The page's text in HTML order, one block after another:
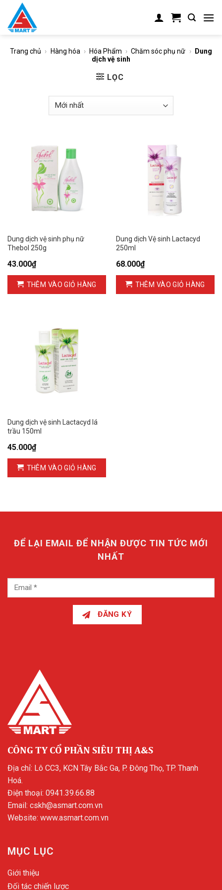
content
Trang chủ › Hàng hóa › Hóa Phẩm › Chăm sóc phụ nữ ›
Dung
dịch vệ sinh
LỌC
Dung dịch vệ sinh phụ nữ
Thebol 250g
43.000₫
THÊM VÀO GIỎ HÀNG
Dung dịch Vệ sinh Lactacyd
250ml
68.000₫
THÊM VÀO GIỎ HÀNG
Dung dịch vệ sinh Lactacyd lá
trầu 150ml
45.000₫
THÊM VÀO GIỎ HÀNG
ĐỂ LẠI EMAIL ĐỂ NHẬN ĐƯỢC TIN TỨC MỚI
NHẤT
ĐĂNG KÝ
CÔNG TY CỔ PHẦN SIÊU THỊ A&S
Địa chỉ: Lô CC3, KCN Tây Bắc Ga, P. Đông Thọ, TP. Thanh
Hoá.
Điện thoại: 0941.39.66.88
Email: cskh@asmart.com.vn
Website: www.asmart.com.vn
MỤC LỤC
Giới thiệu
Đối tác chiến lược